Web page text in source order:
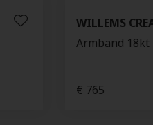
WILLEMS
Armband 18kt
€ 765